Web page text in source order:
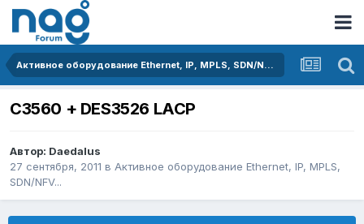
Активное оборудование Ethernet, IP, MPLS, SDN/NFV...
C3560 + DES3526 LACP
Автор: Daedalus
27 сентября, 2011 в Активное оборудование Ethernet, IP, MPLS,
SDN/NFV...